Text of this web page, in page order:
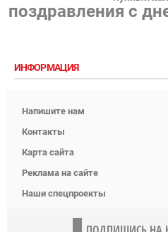
поздравления с
ИНФОРМАЦИЯ
Напишите нам
Контакты
Карта сайта
Реклама на сайте
Наши спецпроекты